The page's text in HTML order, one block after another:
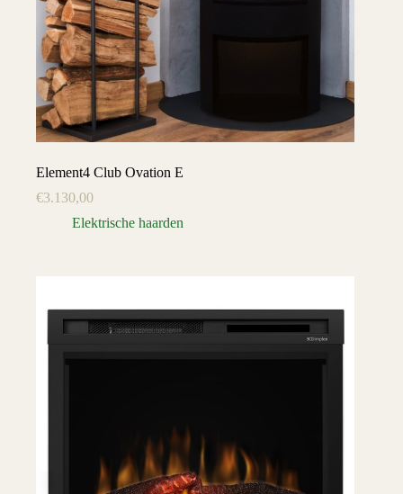
Element4 Club Ovation E
€3.130,00
Elektrische haarden